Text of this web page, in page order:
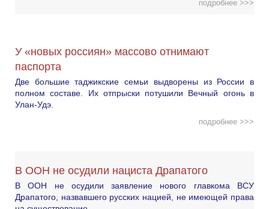
подробнее >>>
У «новых россиян» массово отнимают
паспорта
Две большие таджикские семьи выдворены из России в
полном составе. Их отпрыски потушили Вечный огонь в
Улан-Удэ.
подробнее >>>
В ООН не осудили нациста Драпатого
В ООН не осудили заявление нового главкома ВСУ
Драпатого, назвавшего русских нацией, не имеющей права